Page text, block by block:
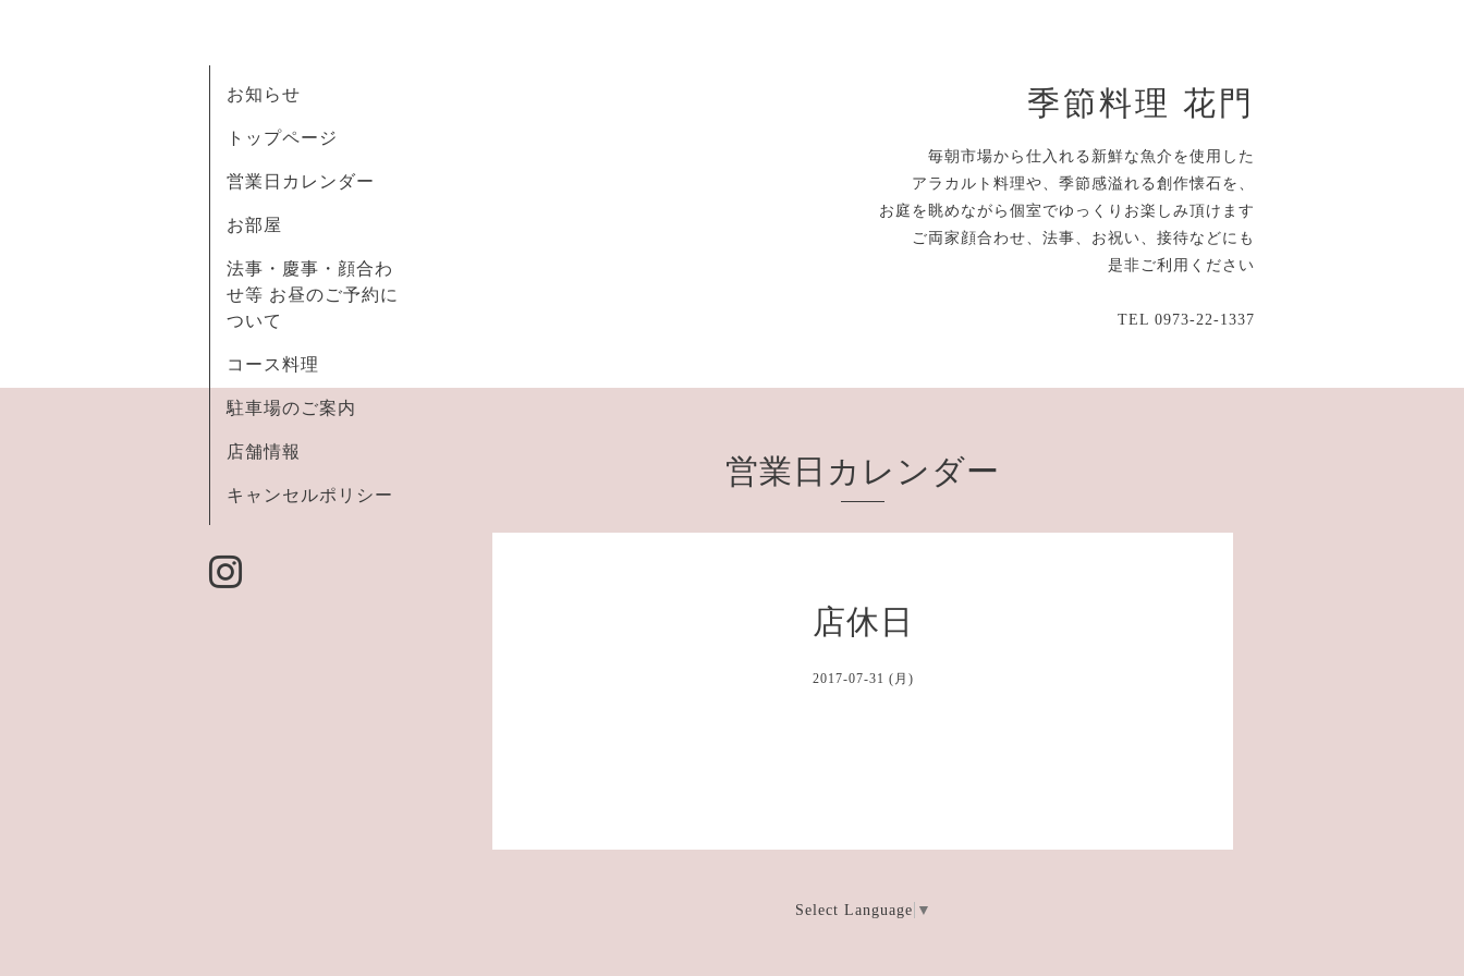
季節料理 花門
毎朝市場から仕入れる新鮮な魚介を使用した
アラカルト料理や、季節感溢れる創作懐石を、
お庭を眺めながら個室でゆっくりお楽しみ頂けます
ご両家顔合わせ、法事、お祝い、接待などにも
是非ご利用ください
TEL 0973-22-1337
お知らせ
トップページ
営業日カレンダー
お部屋
法事・慶事・顔合わ
せ等 お昼のご予約に
ついて
コース料理
駐車場のご案内
店舗情報
キャンセルポリシー
営業日カレンダー
店休日
2017-07-31 (月)
Select Language ▼